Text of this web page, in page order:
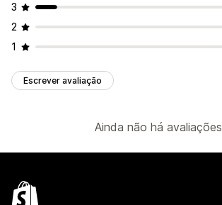
3
2
1
Escrever avaliação
Ainda não há avaliações